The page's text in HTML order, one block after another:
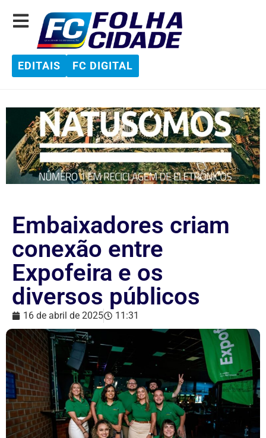
EDITAIS FC DIGITAL
Embaixadores criam
conexão entre
Expofeira e os
diversos públicos
16 de abril de 2025 11:31